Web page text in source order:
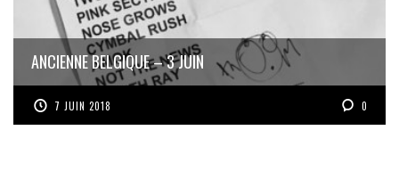
ANCIENNE BELGIQUE – 3 JUIN
7 JUIN 2018 0